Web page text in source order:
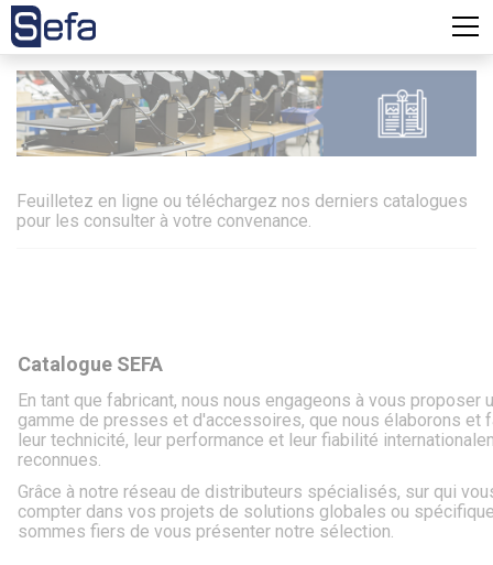
Feuilletez en ligne ou téléchargez nos derniers catalogues
pour les consulter à votre convenance.
Catalogue SEFA
En tant que fabricant, nous nous engageons à vous proposer
gamme de presses et d'accessoires, que nous élaborons et
leur technicité, leur performance et leur fiabilité
reconnues.
Grâce à notre réseau de distributeurs spécialisés, sur qui
compter dans vos projets de solutions globales ou
sommes fiers de vous présenter notre sélection.